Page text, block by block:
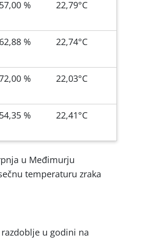
57,00 % 22,79°C
62,88 % 22,74°C
% 22,03°C
54,35 % 22,41°C
u Međimurju
temperaturu zraka
u godini na